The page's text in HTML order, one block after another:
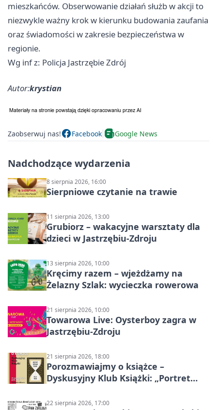
mieszkańców. Obserwowanie działań służb w akcji to
niezwykle ważny krok w kierunku budowania zaufania
oraz świadomości w zakresie bezpieczeństwa w
regionie.
Wg inf z: Policja Jastrzębie Zdrój
Autor:krystian
Zaobserwuj nas! Facebook Google News
Nadchodzące wydarzenia
8 sierpnia 2026, 16:00
Sierpniowe czytanie na trawie
11 sierpnia 2026, 13:00
Grubiorz – wakacyjne warsztaty dla
dzieci w Jastrzębiu-Zdroju
13 sierpnia 2026, 10:00
Kręcimy razem – wjeżdżamy na
Żelazny Szlak: wycieczka rowerowa
21 sierpnia 2026, 10:00
Towarowa Live: Oysterboy zagra w
Jastrzębiu-Zdroju
21 sierpnia 2026, 18:00
Porozmawiajmy o książce –
Dyskusyjny Klub Książki: „Portret
22 sierpnia 2026, 17:00